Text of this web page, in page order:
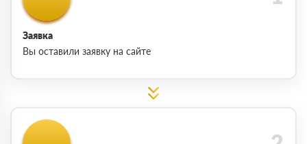
Заявка
Вы оставили заявку на сайте